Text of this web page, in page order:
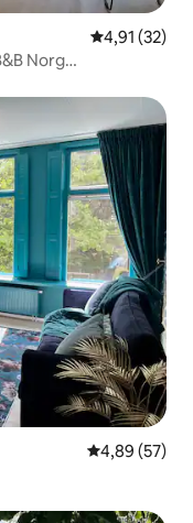
Átlagos
4,91 (32)
Norg
Átlagos
4,89 (57)